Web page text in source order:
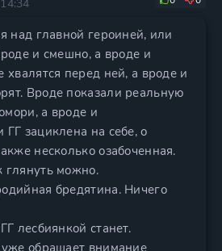
над главной героиней, или
и смешно, а вроде и
хвалятся перед ней, а вроде и
Вроде показали реальную
а вроде и
зациклена на себе, о
несколько озабоченная.
глянуть можно.
бредятина. Ничего
лесбиянкой станет.
уже обращает внимание